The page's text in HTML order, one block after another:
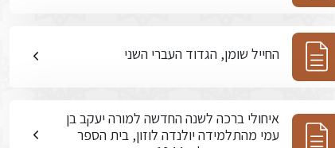
החייל שומן, הגדוד העברי השני
איחולי ברכה לשנה החדשה למורה יעקב בן
עמי מהתלמידה יולנדה לוזון, בית הספר